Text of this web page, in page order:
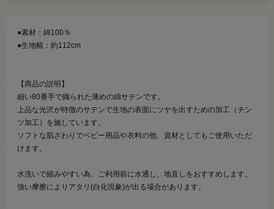
●素材：綿100％
●生地幅：約112cm
【商品の説明】
細い80番手で織られた薄めの綿サテンです。
上品な光沢が特徴のサテンで生地の表面にツヤを出すための加工（チン
ツ加工）を施しています。
ソフトな肌ざわりでベビー用品や衣料の他、資材としてもご使用いただ
けます。
水洗いで縮みやすい為、ご利用前に水通し、地直しをおすすめします。
強い摩擦によりアタリ(白化現象)が出る場合があります。